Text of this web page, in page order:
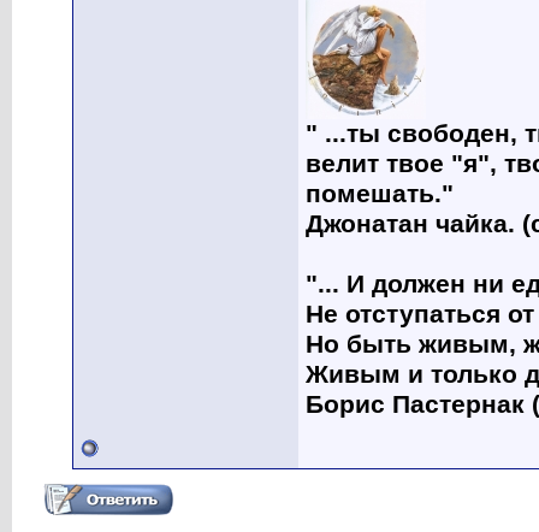
" ...ты свободен,
велит твое "я",
помешать."
Джонатан чайка.
"... И должен ни
Не отступаться
Но быть живым,
Живым и только
Борис Пастернак